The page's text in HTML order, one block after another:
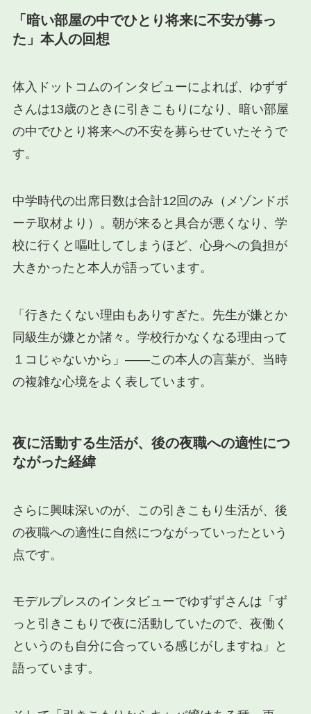
「暗い部屋の中でひとり将来に不安が募っ
た」本人の回想
体入ドットコムのインタビューによれば、ゆずず
さんは13歳のときに引きこもりになり、暗い部屋
の中でひとり将来への不安を募らせていたそうで
す。
中学時代の出席日数は合計12回のみ（メゾンドボ
ーテ取材より）。朝が来ると具合が悪くなり、学
校に行くと嘔吐してしまうほど、心身への負担が
大きかったと本人が語っています。
「行きたくない理由もありすぎた。先生が嫌とか
同級生が嫌とか諸々。学校行かなくなる理由って
１コじゃないから」——この本人の言葉が、当時
の複雑な心境をよく表しています。
夜に活動する生活が、後の夜職への適性につ
ながった経緯
さらに興味深いのが、この引きこもり生活が、後
の夜職への適性に自然につながっていったという
点です。
モデルプレスのインタビューでゆずずさんは「ず
っと引きこもりで夜に活動していたので、夜働く
というのも自分に合っている感じがしますね」と
語っています。